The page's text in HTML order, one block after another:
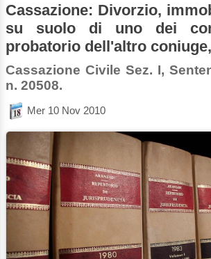
Cassazione: Divorzio,
su suolo di uno dei
probatorio dell'altro
Cassazione Civile Sez. I,
n. 20508.
Mer 10 Nov 2010